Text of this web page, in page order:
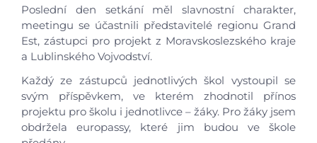
Poslední den setkání měl slavnostní charakter,
meetingu se účastnili představitelé regionu Grand
Est, zástupci pro projekt z Moravskoslezského kraje
a Lublinského Vojvodství.
Každý ze zástupců jednotlivých škol vystoupil se
svým příspěvkem, ve kterém zhodnotil přínos
projektu pro školu i jednotlivce – žáky. Pro žáky jsem
obdržela europassy, které jim budou ve škole